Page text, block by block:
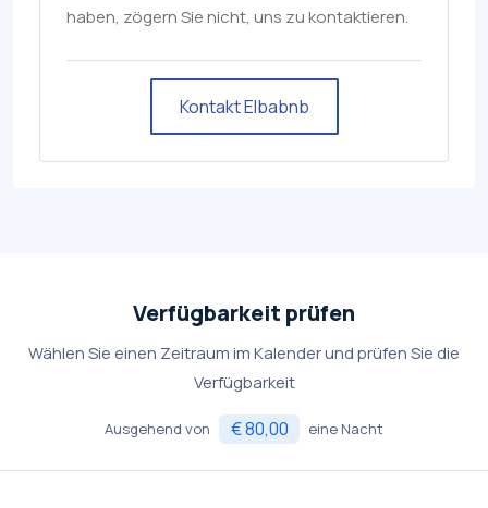
haben, zögern Sie nicht, uns zu kontaktieren.
Kontakt Elbabnb
Verfügbarkeit prüfen
Wählen Sie einen Zeitraum im Kalender und prüfen Sie die
Verfügbarkeit
Ausgehend von € 80,00 eine Nacht